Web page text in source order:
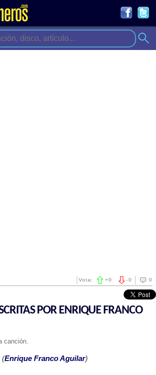
0
-0
Vota: +0
POR ENRIQUE FRANCO
canción.
(Enrique Franco Aguilar)